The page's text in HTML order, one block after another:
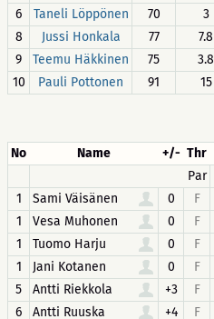
6
Taneli Löppönen 70 3
8
Jussi Honkala 77 7.8
9
Teemu Häkkinen 75 3.8
10
Pauli Pottonen 91 15
No Name +/- Thr
Par
1
Sami Väisänen 0 F
1
Vesa Muhonen 0 F
1
Tuomo Harju 0 F
1
Jani Kotanen 0 F
5
Antti Riekkola +3 F
6
Antti Ruuska +4 F